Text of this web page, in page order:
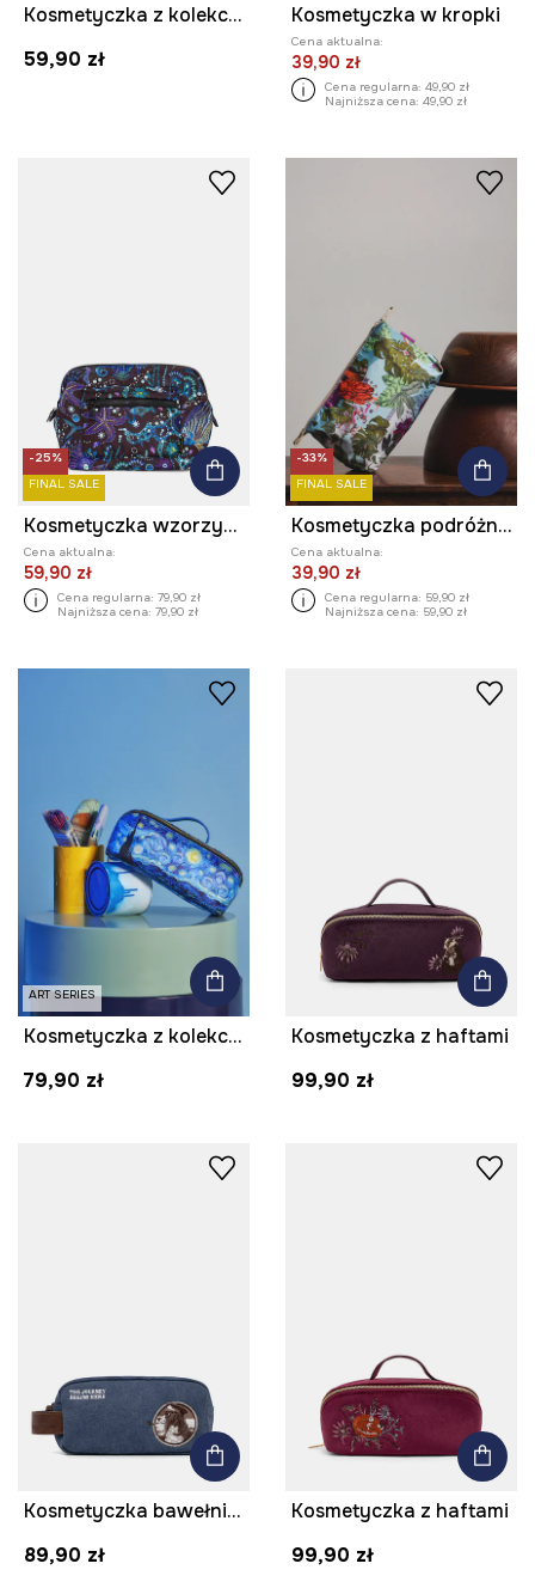
Kosmetyczka z kolekcji Kit Mizeres x Medicine
59,90 zł
Kosmetyczka w kropki
Cena aktualna:
39,90 zł
Cena regularna: 49,90 zł
Najniższa cena: 49,90 zł
-25%
FINAL SALE
Kosmetyczka wzorzysta
Cena aktualna:
59,90 zł
Cena regularna: 79,90 zł
Najniższa cena: 79,90 zł
-33%
FINAL SALE
Kosmetyczka podróżna damska z kolekcji Ilona Tambor x Medicine
Cena aktualna:
39,90 zł
Cena regularna: 59,90 zł
Najniższa cena: 59,90 zł
ART SERIES
Kosmetyczka z kolekcji Eviva L'arte
79,90 zł
Kosmetyczka z haftami
99,90 zł
Kosmetyczka bawełniana z motywem zwierzęcym
89,90 zł
Kosmetyczka z haftami
99,90 zł